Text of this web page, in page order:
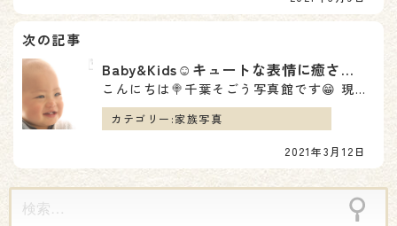
ゲ
ー
シ
ョ
ン
Baby&Kids☺️キュートな表情に癒されます
こんにちは🍭千葉そごう写真館です😁 現在フォトサロン前では Baby & Kids のお写真…
カテゴリー:家族写真
2021年3月12日